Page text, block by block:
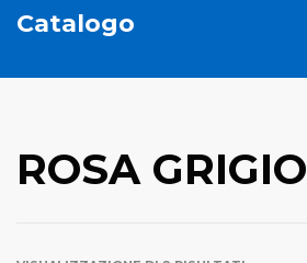
Catalogo
ROSA GRIGIO